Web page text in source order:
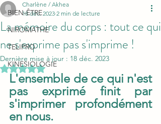
BIEN-ÊTRE
NIROMATHE
TELIPRO
KINESIOLOGIE
La mémoire du corps : tout ce qui
ne s'exprime pas s'imprime !
Charlène / Akhea
18 déc. 2023 2 min de lecture
Dernière mise à jour : 18 déc. 2023
Noté NaN étoiles sur 5.
L'ensemble de ce qui n'est
pas exprimé finit par
s'imprimer profondément
en nous.